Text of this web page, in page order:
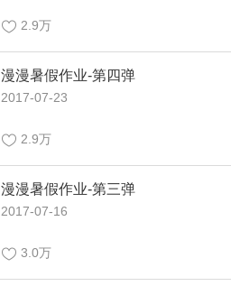
2.9万
漫漫暑假作业-第四弹
2017-07-23
2.9万
漫漫暑假作业-第三弹
2017-07-16
3.0万